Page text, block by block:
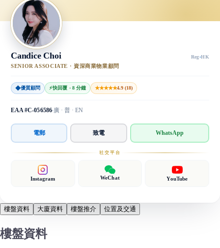
Candice Choi Reg·HK
SENIOR ASSOCIATE · 資深商業物業顧問
◆優質顧問 ⚡快回覆 · 8 分鐘 ★★★★★4.9 (18)
EAA #C-056586 廣 · 普 · EN
電郵 致電 WhatsApp
社交平台
Instagram WeChat YouTube
樓盤資料 大廈資料 樓盤推介 位置及交通
樓盤資料